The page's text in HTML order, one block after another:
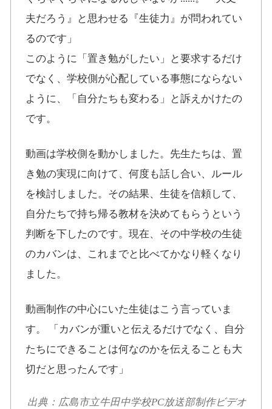
夫だろう』と思わせる『生徒力』が問われてい
るのです」
このように「置き勉がしたい」と要求するだけ
でなく、学校側が心配している事態にならない
ように、「自分たちも変わる」と訴えかけたの
です。
動画は学校側を動かしました。先生たちは、置
き勉の実現に向けて、何度も話し合い、ルール
を検討しました。その結果、生徒を信頼して、
自分たちで持ち帰る教材を決めてもらうという
判断を下したのです。現在、その中学校の生徒
のカバンは、これまでと比べてかなり軽くなり
ました。
動画制作の中心にいた生徒はこう言っていま
す。 「カバンが重いと伝えるだけでなく、自分
たちにできることは何なのかを伝えることも大
切だと思ったんです」
出典：広島市立牛田中学校PC放送部制作ビデオ